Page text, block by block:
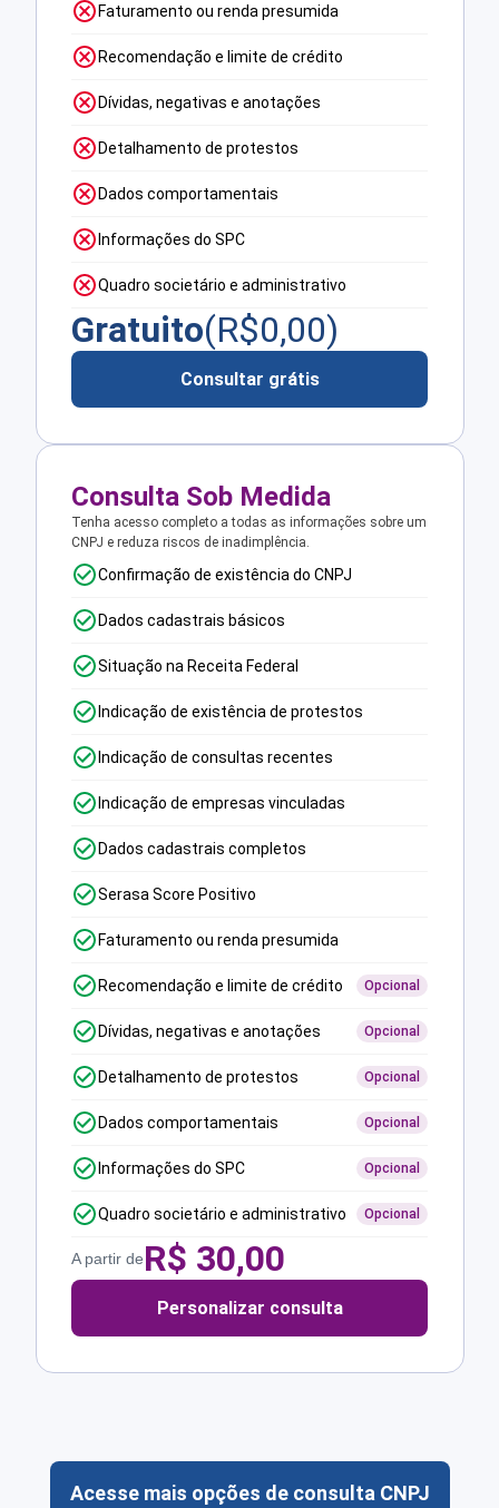
Faturamento ou renda presumida
Recomendação e limite de crédito
Dívidas, negativas e anotações
Detalhamento de protestos
Dados comportamentais
Informações do SPC
Quadro societário e administrativo
Gratuito(R$0,00)
Consultar grátis
Consulta Sob Medida
Tenha acesso completo a todas as informações sobre um
CNPJ e reduza riscos de inadimplência.
Confirmação de existência do CNPJ
Dados cadastrais básicos
Situação na Receita Federal
Indicação de existência de protestos
Indicação de consultas recentes
Indicação de empresas vinculadas
Dados cadastrais completos
Serasa Score Positivo
Faturamento ou renda presumida
Recomendação e limite de crédito Opcional
Dívidas, negativas e anotações Opcional
Detalhamento de protestos Opcional
Dados comportamentais Opcional
Informações do SPC Opcional
Quadro societário e administrativo Opcional
A partir deR$ 30,00
Personalizar consulta
Acesse mais opções de consulta CNPJ